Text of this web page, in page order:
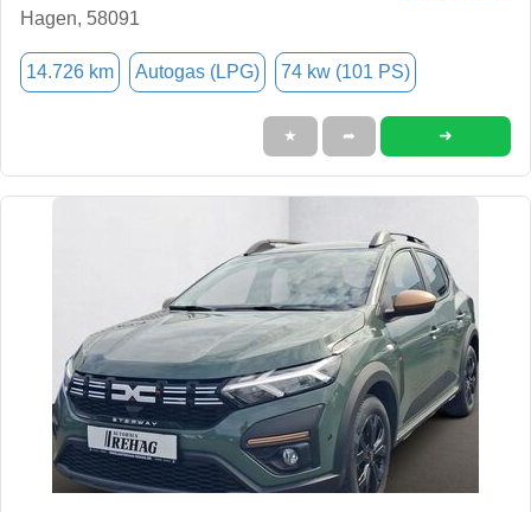
Hagen, 58091
14.726 km Autogas (LPG) 74 kw (101 PS)
★ ➦ ➜